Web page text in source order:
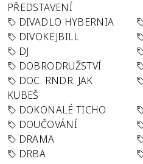
PŘEDSTAVENÍ
DIVADLO HYBERNIA
DIVOKEJBILL
DJ
DOBRODRUŽSTVÍ
DOC. RNDR. JAK
KUBEŠ
DOKONALÉ TICHO
DOUČOVÁNÍ
DRAMA
DRBA